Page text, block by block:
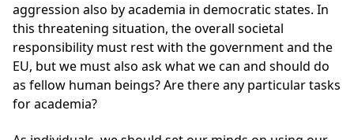
aggression also by academia in democratic states. In
this threatening situation, the overall societal
responsibility must rest with the government and the
EU, but we must also ask what we can and should do
as fellow human beings? Are there any particular tasks
for academia?